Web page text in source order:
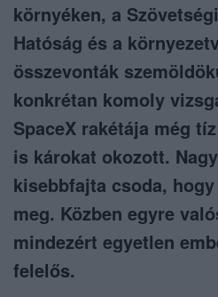
környéken, a
Hatóság és a
összevonták
konkrétan komoly
SpaceX rakétája még
is károkat okozott.
kisebbfajta csoda,
meg. Közben egyre
mindezért egyetlen
felelős.